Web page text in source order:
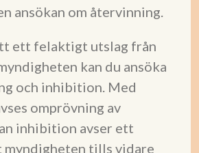
ansökan om återvinning.
ett felaktigt utslag från
kan du ansöka
och inhibition. Med
omprövning av
inhibition avser ett
myndigheten tills vidare